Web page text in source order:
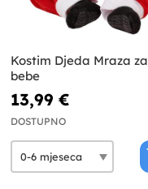
Kostim Djeda Mraza za
bebe
13,99 €
DOSTUPNO